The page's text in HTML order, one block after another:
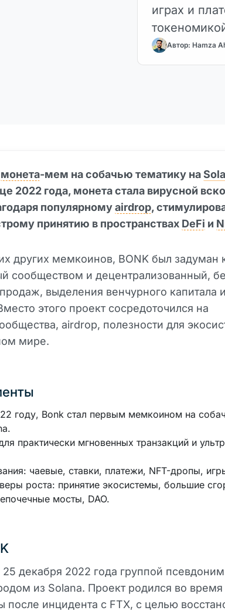
играх и
Автор: Hamza
монета-мем на собачью тематику на
2022 года, монета стала вирусной
популярномуairdrop,
принятию в пространствах DeFi и
других мемкоинов, BONK был задуман
сообществом и децентрализованный,
выделения венчурного капитала
этого проект сосредоточился на
airdrop, полезности для
мире.
году, Bonk стал первым мемкоином на
практически мгновенных транзакций и
чаевые, ставки, платежи, NFT-дропы,
роста: принятие экосистемы, большие
мосты, DAO.
декабря 2022 года группой
из Solana. Проект родился во время
после инцидента с FTX, с целью